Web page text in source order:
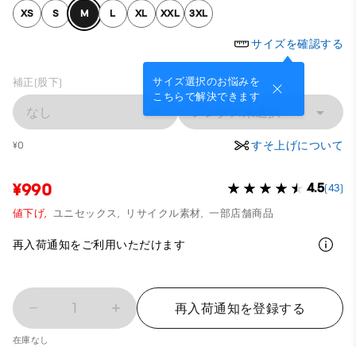
XS S M L XL XXL 3XL
サイズを確認する
サイズ選択のお悩みを
こちらで解決できます
補正(股下)
なし レングス未選択
¥0 すそ上げについて
¥990 4.5(43)
値下げ, ユニセックス, リサイクル素材, 一部店舗商品
再入荷通知をご利用いただけます
1 再入荷通知を登録する
在庫なし